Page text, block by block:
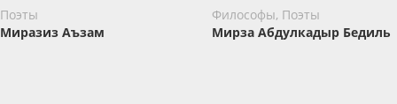
Поэты
Миразиз Аъзам
Философы, Поэты
Мирза Абдулкадыр Бедиль